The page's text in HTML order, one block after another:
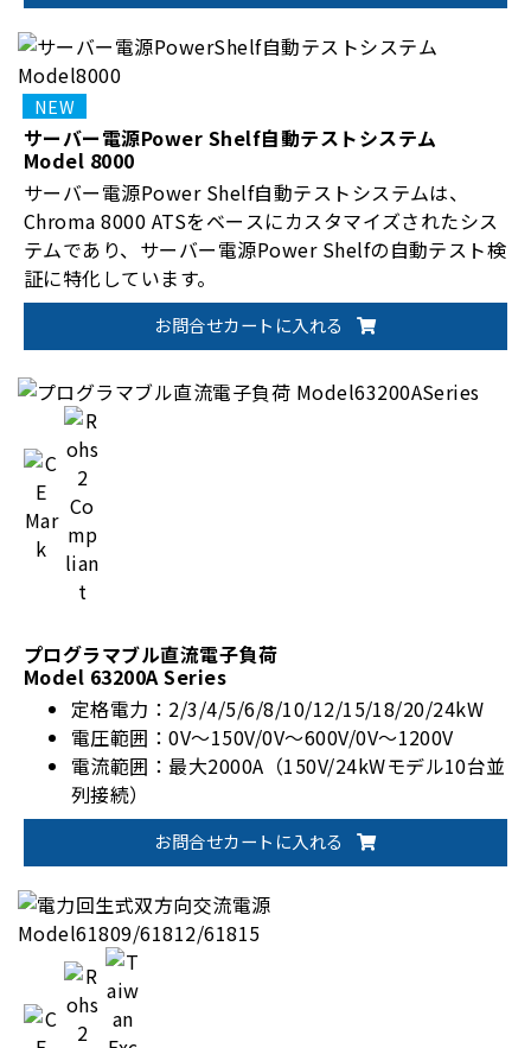
サーバー電源Power Shelf自動テストシステム
Model 8000
サーバー電源Power Shelf自動テストシステムは、
Chroma 8000 ATSをベースにカスタマイズされたシス
テムであり、サーバー電源Power Shelfの自動テスト検
証に特化しています。
お問合せカートに入れる
プログラマブル直流電子負荷
Model 63200A Series
定格電力：2/3/4/5/6/8/10/12/15/18/20/24kW
電圧範囲：0V～150V/0V～600V/0V～1200V
電流範囲：最大2000A（150V/24kWモデル10台並
列接続）
高精度電圧/電流測定
全36モデルラインアップ
動作モード：CC/CR/CV/CP/CZ/コンビネーション
お問合せカートに入れる